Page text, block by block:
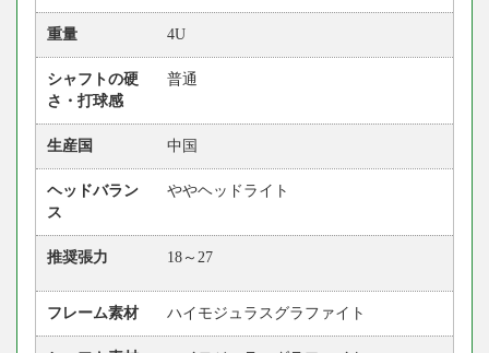
重量 4U
シャフトの硬
さ・打球感
普通
生産国 中国
ヘッドバラン
ス
ややヘッドライト
推奨張力 18～27
フレーム素材 ハイモジュラスグラファイト